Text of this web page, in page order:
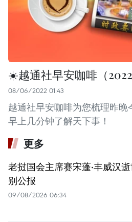
☀️越通社早安咖啡（
08/06/2022 01:43
越通社早安咖啡为您梳理昨晚
早上几分钟了解天下事！
更多
老挝国会主席赛宋蓬·丰威汉
别公报
09/08/2026 06:34